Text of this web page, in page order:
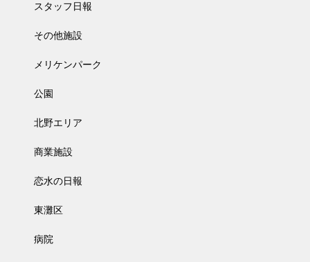
スタッフ日報
その他施設
メリケンパーク
公園
北野エリア
商業施設
恋水の日報
東灘区
病院